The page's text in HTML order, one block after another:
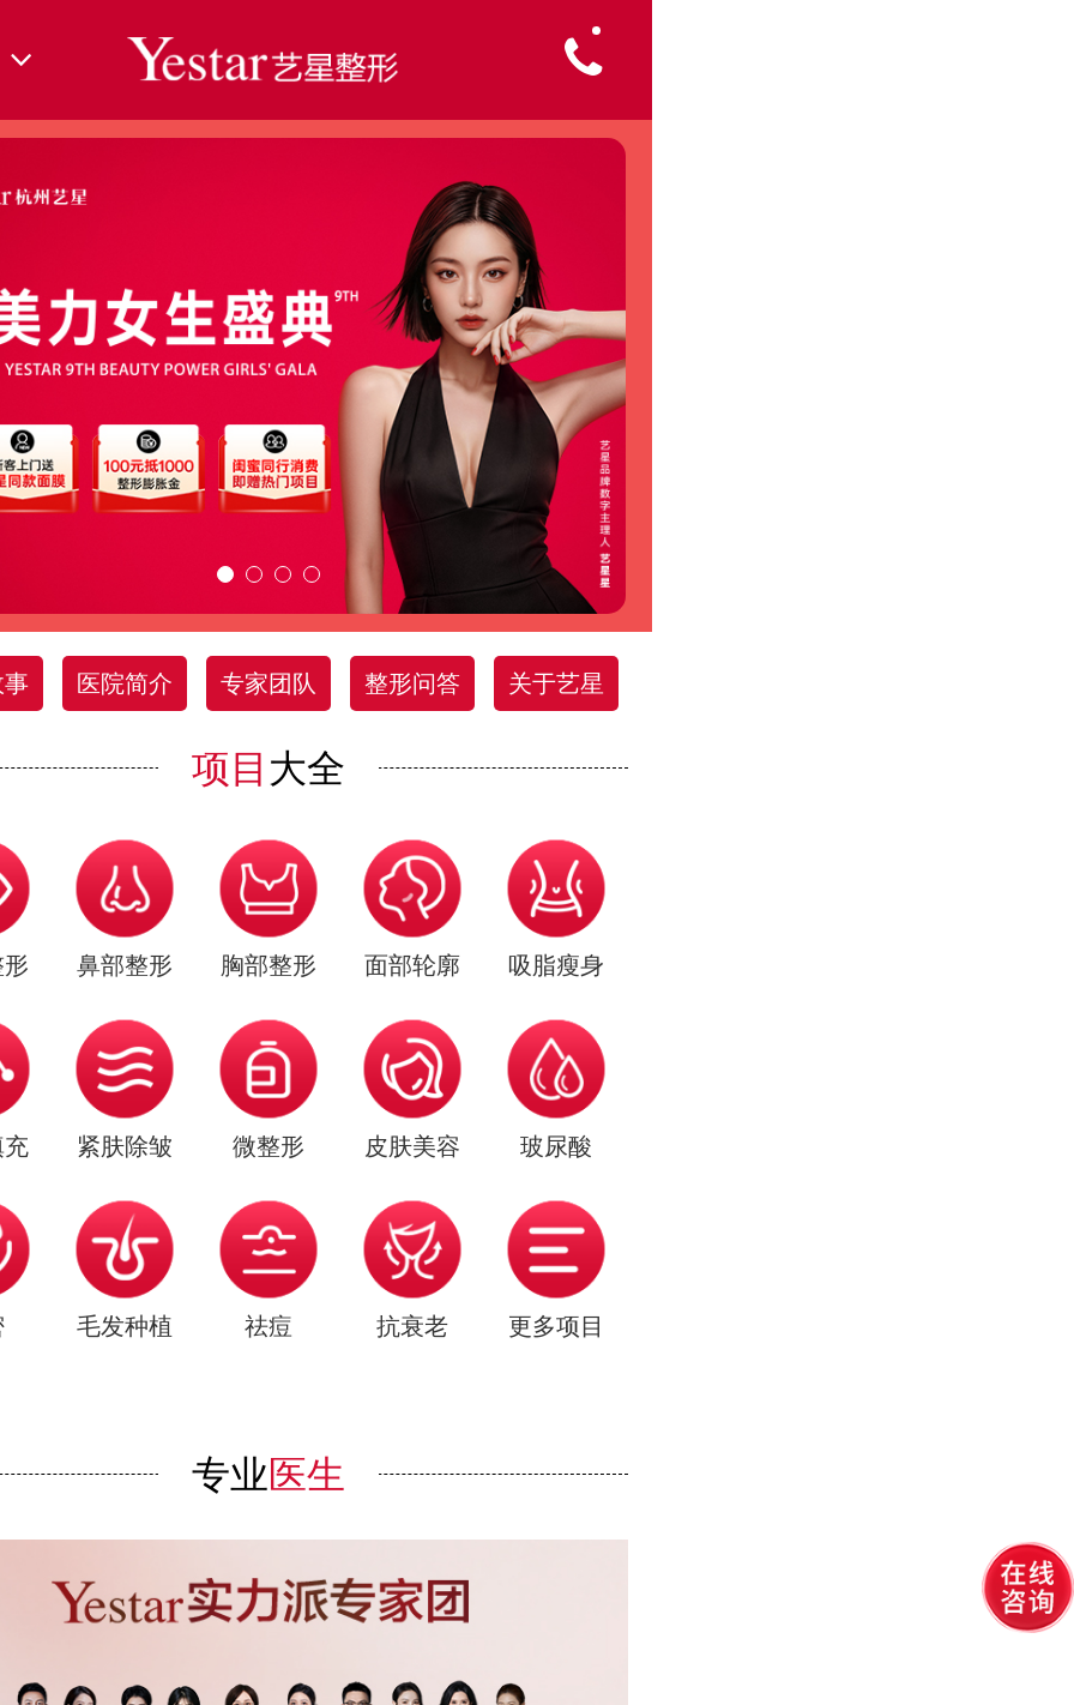
事 医院简介 专家团队 整形问答 关于艺星
项目 大全
鼻部整形 胸部整形 面部轮廓 吸脂瘦身
充 紧肤除皱 微整形 皮肤美容 玻尿酸
毛发种植 祛痘 抗衰老 更多项目
专业医生